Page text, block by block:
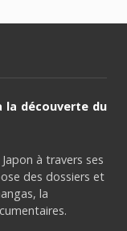
la découverte du
à travers ses
des dossiers et
la